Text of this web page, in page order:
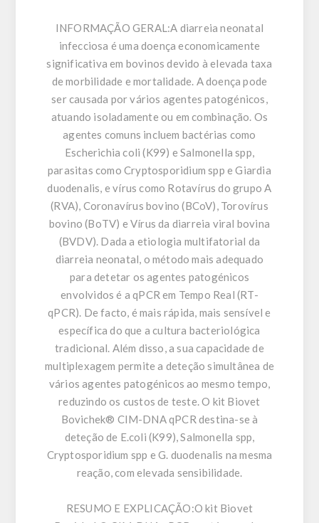
INFORMAÇÃO GERAL:A diarreia neonatal
infecciosa é uma doença economicamente
significativa em bovinos devido à elevada taxa
de morbilidade e mortalidade. A doença pode
ser causada por vários agentes patogénicos,
atuando isoladamente ou em combinação. Os
agentes comuns incluem bactérias como
Escherichia coli (K99) e Salmonella spp,
parasitas como Cryptosporidium spp e Giardia
duodenalis, e vírus como Rotavírus do grupo A
(RVA), Coronavírus bovino (BCoV), Torovírus
bovino (BoTV) e Vírus da diarreia viral bovina
(BVDV). Dada a etiologia multifatorial da
diarreia neonatal, o método mais adequado
para detetar os agentes patogénicos
envolvidos é a qPCR em Tempo Real (RT-
qPCR). De facto, é mais rápida, mais sensível e
específica do que a cultura bacteriológica
tradicional. Além disso, a sua capacidade de
multiplexagem permite a deteção simultânea de
vários agentes patogénicos ao mesmo tempo,
reduzindo os custos de teste. O kit Biovet
Bovichek® CIM-DNA qPCR destina-se à
deteção de E.coli (K99), Salmonella spp,
Cryptosporidium spp e G. duodenalis na mesma
reação, com elevada sensibilidade.
RESUMO E EXPLICAÇÃO:O kit Biovet